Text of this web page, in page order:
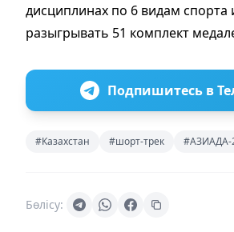
дисциплинах по 6 видам спорта
разыгрывать 51 комплект
Подпишитесь в
#Казахстан #шорт-трек #АЗИАДА-
Бөлісу: